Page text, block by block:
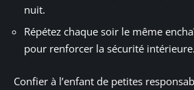
nuit.
Répétez chaque soir le même
pour renforcer la sécurité intérieure.
Confier à l’enfant de petites